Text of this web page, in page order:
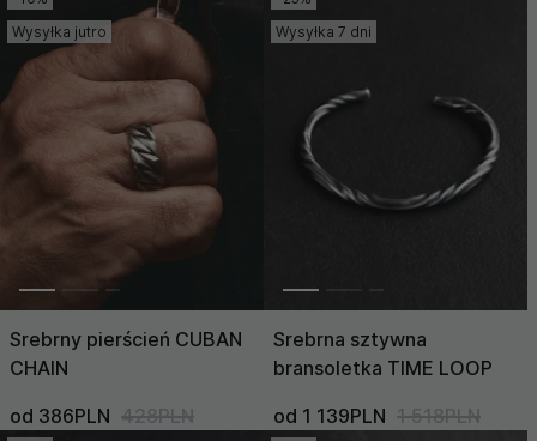
Wysyłka jutro
Srebrny pierścień CUBAN
CHAIN
od 386PLN 428PLN
Wysyłka 7 dni
Srebrna sztywna
bransoletka TIME LOOP
od 1 139PLN 1 518PLN